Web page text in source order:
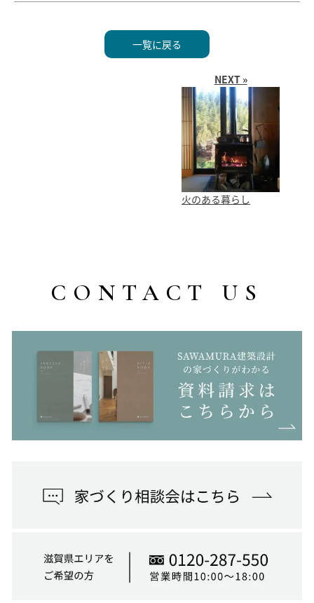
SAWAMURAリフォーム
一覧に戻る
NEXT »
火のある暮らし
CONTACT US